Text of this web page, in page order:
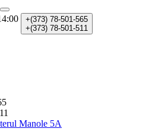
+(373) 78-501-565
+(373) 78-501-511
Manole 5A